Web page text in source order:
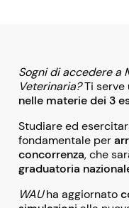
Sogni di accedere a
Veterinaria?Ti serve
nelle materie dei 3
Studiare ed
fondamentale per
concorrenza, che
graduatoria
WAUha aggiornato